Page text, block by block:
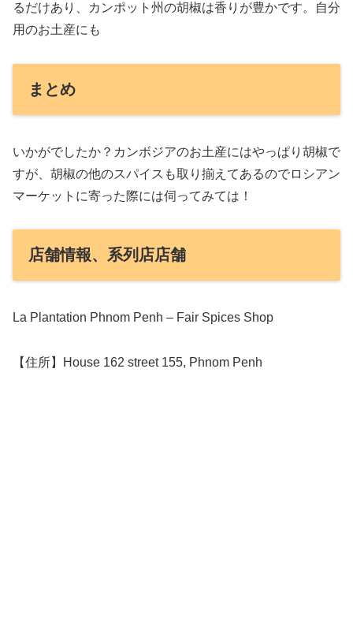
るだけあり、カンポット州の胡椒は香りが豊かです。自分
用のお土産にも
まとめ
いかがでしたか？カンボジアのお土産にはやっぱり胡椒で
すが、胡椒の他のスパイスも取り揃えてあるのでロシアン
マーケットに寄った際には伺ってみては！
店舗情報、系列店店舗
La Plantation Phnom Penh – Fair Spices Shop
【住所】House 162 street 155, Phnom Penh